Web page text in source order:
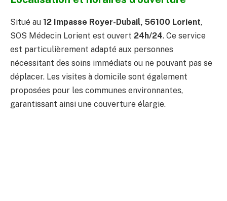
Situé au 12 Impasse Royer-Dubail, 56100 Lorient,
SOS Médecin Lorient est ouvert 24h/24. Ce service
est particulièrement adapté aux personnes
nécessitant des soins immédiats ou ne pouvant pas se
déplacer. Les visites à domicile sont également
proposées pour les communes environnantes,
garantissant ainsi une couverture élargie.